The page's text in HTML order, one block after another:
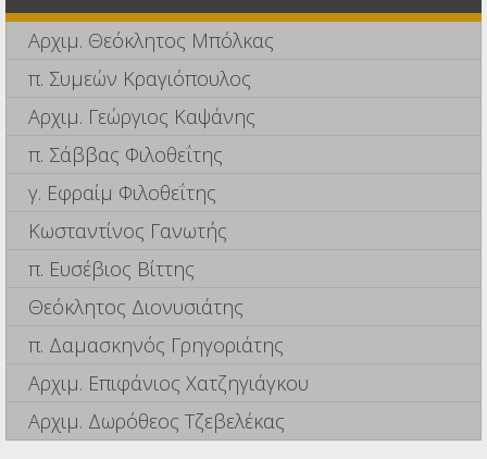
Αρχιμ. Θεόκλητος Μπόλκας
π. Συμεών Κραγιόπουλος
Αρχιμ. Γεώργιος Καψάνης
π. Σάββας Φιλοθεΐτης
γ. Εφραίμ Φιλοθεΐτης
Κωσταντίνος Γανωτής
π. Ευσέβιος Βίττης
Θεόκλητος Διονυσιάτης
π. Δαμασκηνός Γρηγοριάτης
Αρχιμ. Επιφάνιος Χατζηγιάγκου
Αρχιμ. Δωρόθεος Τζεβελέκας